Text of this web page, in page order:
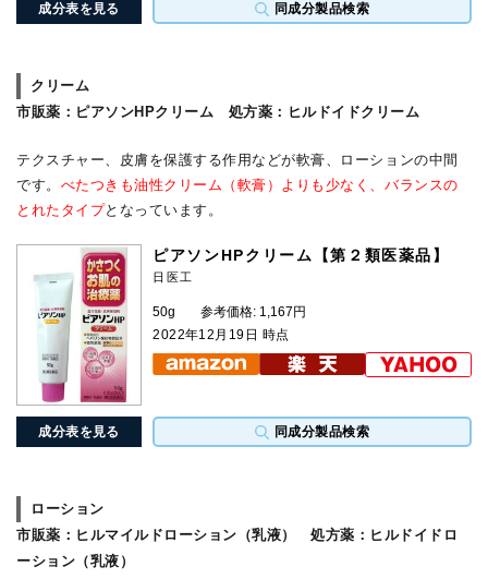
成分表を見る 同成分製品検索
クリーム
市販薬 ：ピアソンHPクリーム 処方薬 ：ヒルドイドクリーム
テクスチャー、皮膚を保護する作用などが軟膏、ローションの中間
です。 べたつきも油性クリーム（軟膏）よりも少なく、バランスの
とれたタイプとなっています。
成分表を見る 同成分製品検索
ピアソンHPクリーム【第２類医薬品】
日医工
50g
参考価格: 1,167円
2022年12月19日 時点
ローション
市販薬 ：ヒルマイルドローション（乳液） 処方薬 ：ヒルドイドロ
ーション（乳液）